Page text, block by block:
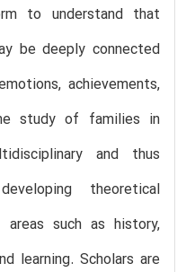
to understand that
be deeply connected
achievements,
study of families in
and thus
theoretical
such as history,
learning. Scholars are